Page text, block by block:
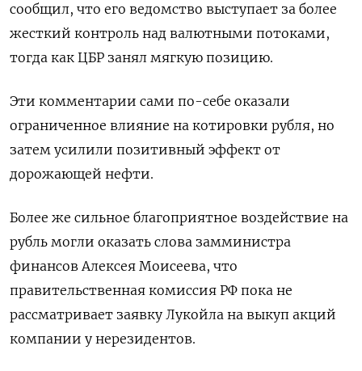
сообщил, что его ведомство выступает за более
жесткий контроль над валютными потоками,
тогда как ЦБР занял мягкую позицию.
Эти комментарии сами по-себе оказали
ограниченное влияние на котировки рубля, но
затем усилили позитивный эффект от
дорожающей нефти.
Более же сильное благоприятное воздействие на
рубль могли оказать слова замминистра
финансов Алексея Моисеева, что
правительственная комиссия РФ пока не
рассматривает заявку Лукойла на выкуп акций
компании у нерезидентов.